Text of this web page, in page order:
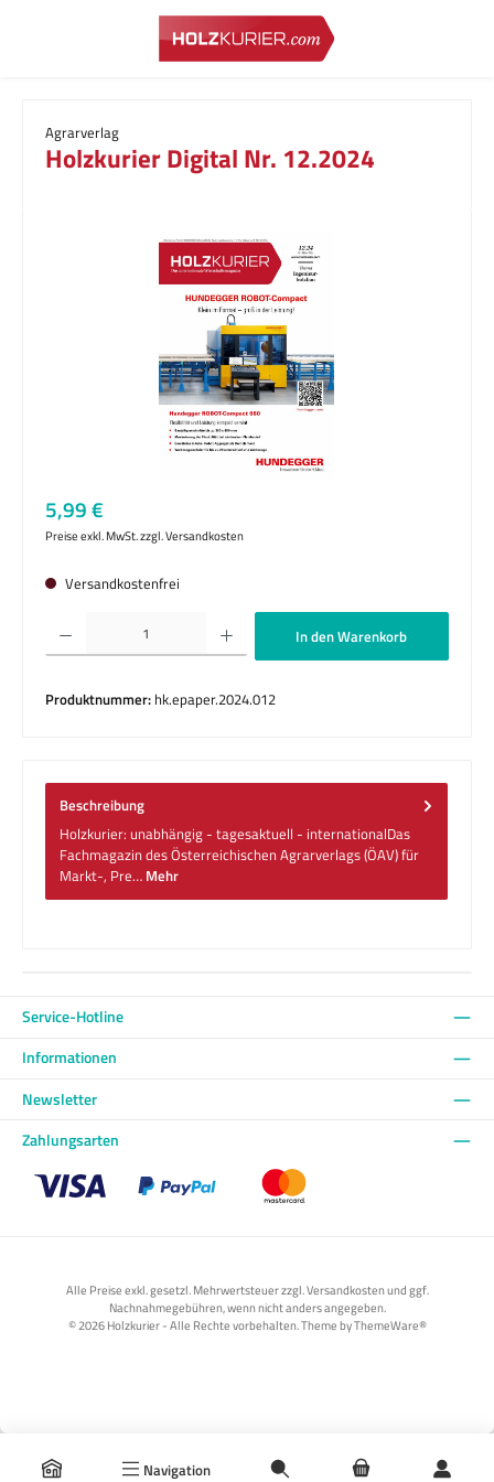
Zum Hauptinhalt springen
Navigation
Agrarverlag
Holzkurier Digital Nr. 12.2024
Bildergalerie überspringen
Regulärer Preis:
5,99 €
Preise exkl. MwSt. zzgl. Versandkosten
Versandkostenfrei
Produkt Anzahl: Gib den gewünschten Wert ein oder benutze die Schaltflächen um
In den Warenkorb
Produktnummer: hk.epaper.2024.012
Beschreibung
Holzkurier: unabhängig - tagesaktuell - internationalDas
Fachmagazin des Österreichischen Agrarverlags (ÖAV) für
Markt-, Pre… Mehr
Service-Hotline
Informationen
Newsletter
Zahlungsarten
Alle Preise exkl. gesetzl. Mehrwertsteuer zzgl. Versandkosten und ggf.
Nachnahmegebühren, wenn nicht anders angegeben.
© 2026 Holzkurier - Alle Rechte vorbehalten. Theme byThemeWare®